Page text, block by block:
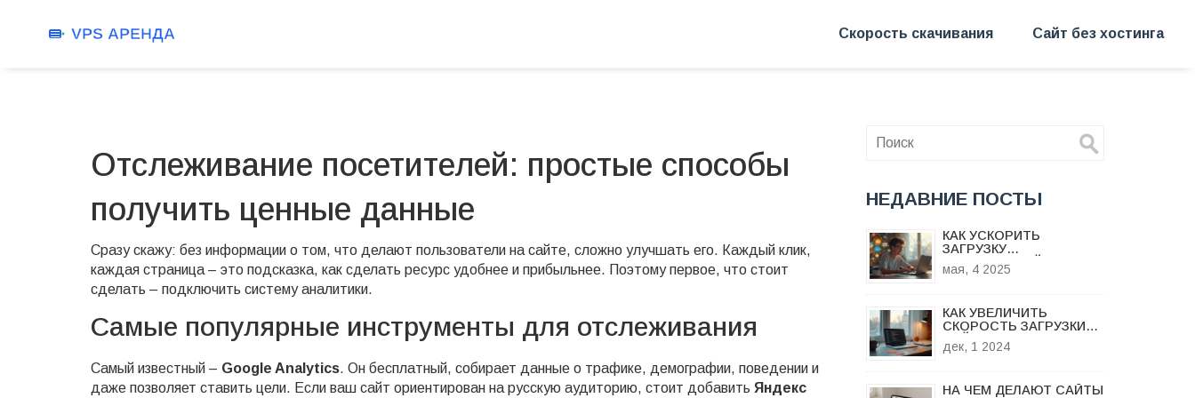
Скорость скачивания Сайт без хостинга
Отслеживание посетителей: простые способы
получить ценные данные
Сразу скажу: без информации о том, что делают пользователи на сайте, сложно улучшать его. Каждый клик,
каждая страница – это подсказка, как сделать ресурс удобнее и прибыльнее. Поэтому первое, что стоит
сделать – подключить систему аналитики.
Самые популярные инструменты для отслеживания
Самый известный – Google Analytics. Он бесплатный, собирает данные о трафике, демографии, поведении и
даже позволяет ставить цели. Если ваш сайт ориентирован на русскую аудиторию, стоит добавить Яндекс
НЕДАВНИЕ ПОСТЫ
КАК УСКОРИТЬ
ЗАГРУЗКУ
ИЗОБРАЖЕНИЙ В HTML:
БЫСТРЫЕ МЕТОДЫ И
мая, 4 2025
КАК УВЕЛИЧИТЬ
СКОРОСТЬ ЗАГРУЗКИ
САЙТА В БРАУЗЕРЕ:
ПРАКТИЧЕСКИЕ
дек, 1 2024
НА ЧЕМ ДЕЛАЮТ САЙТЫ